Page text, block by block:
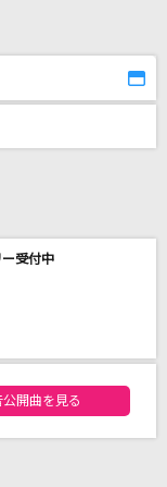
受付中
キング
公開曲を見る